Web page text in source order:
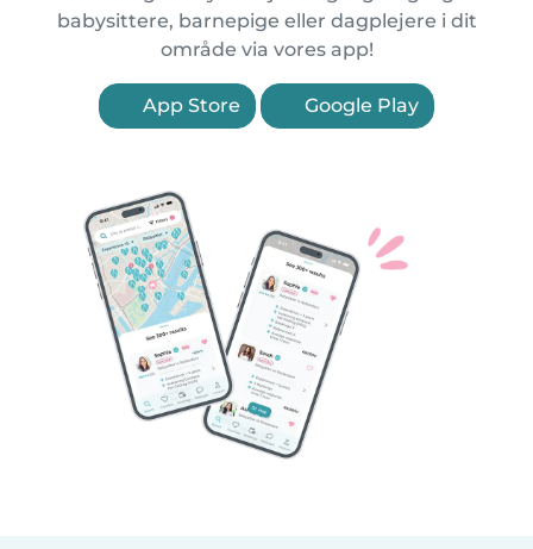
babysittere, barnepige eller dagplejere i dit
område via vores app!
App Store Google Play